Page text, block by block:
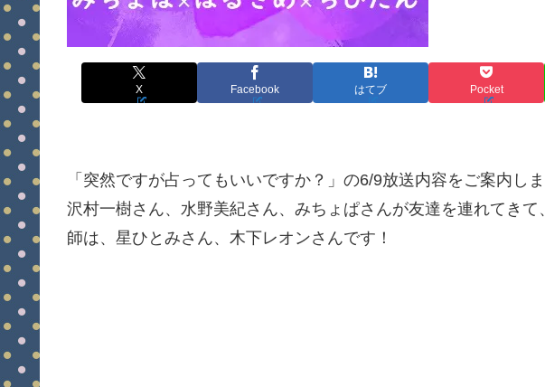
X Facebook はてブ Pocket
「突然ですが占ってもいいですか？」の6/9放送内容をご案内し
沢村一樹さん、水野美紀さん、みちょぱさんが友達を連れてき
師は、星ひとみさん、木下レオンさんです！